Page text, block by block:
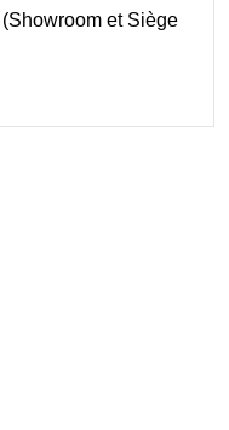
et Siège